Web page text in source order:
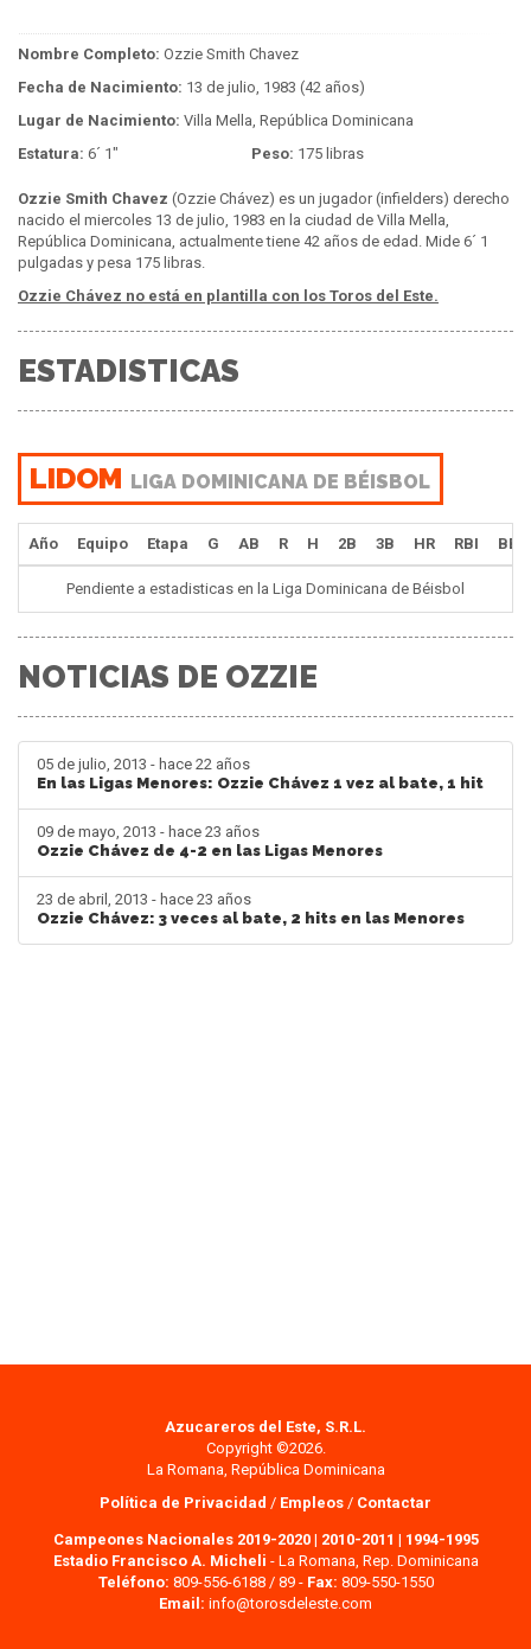
Nombre Completo: Ozzie Smith Chavez
Fecha de Nacimiento: 13 de julio, 1983 (42 años)
Lugar de Nacimiento: Villa Mella, República Dominicana
Estatura: 6´ 1" Peso: 175 libras
Ozzie Smith Chavez (Ozzie Chávez) es un jugador (infielders) derecho
nacido el miercoles 13 de julio, 1983 en la ciudad de Villa Mella,
República Dominicana, actualmente tiene 42 años de edad. Mide 6´ 1
pulgadas y pesa 175 libras.
Ozzie Chávez no está en plantilla con los Toros del Este.
ESTADISTICAS
LIDOM LIGA DOMINICANA DE BÉISBOL
Año Equipo Etapa G AB R H 2B 3B HR RBI BB
Pendiente a estadisticas en la Liga Dominicana de Béisbol
NOTICIAS DE OZZIE
05 de julio, 2013 - hace 22 años
En las Ligas Menores: Ozzie Chávez 1 vez al bate, 1 hit
09 de mayo, 2013 - hace 23 años
Ozzie Chávez de 4-2 en las Ligas Menores
23 de abril, 2013 - hace 23 años
Ozzie Chávez: 3 veces al bate, 2 hits en las Menores
Azucareros del Este, S.R.L.
Copyright ©2026.
La Romana, República Dominicana
Política de Privacidad / Empleos / Contactar
Campeones Nacionales 2019-2020| 2010-2011 | 1994-1995
Estadio Francisco A. Micheli - La Romana, Rep. Dominicana
Teléfono: 809-556-6188 / 89 - Fax: 809-550-1550
Email: info@torosdeleste.com